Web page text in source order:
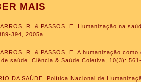
MAIS
R. & PASSOS, E. Humanização na
394, 2005a.
R. & PASSOS, E. A humanização
saúde. Ciência & Saúde Coletiva, 10(3):
DA SAÚDE. Política Nacional de